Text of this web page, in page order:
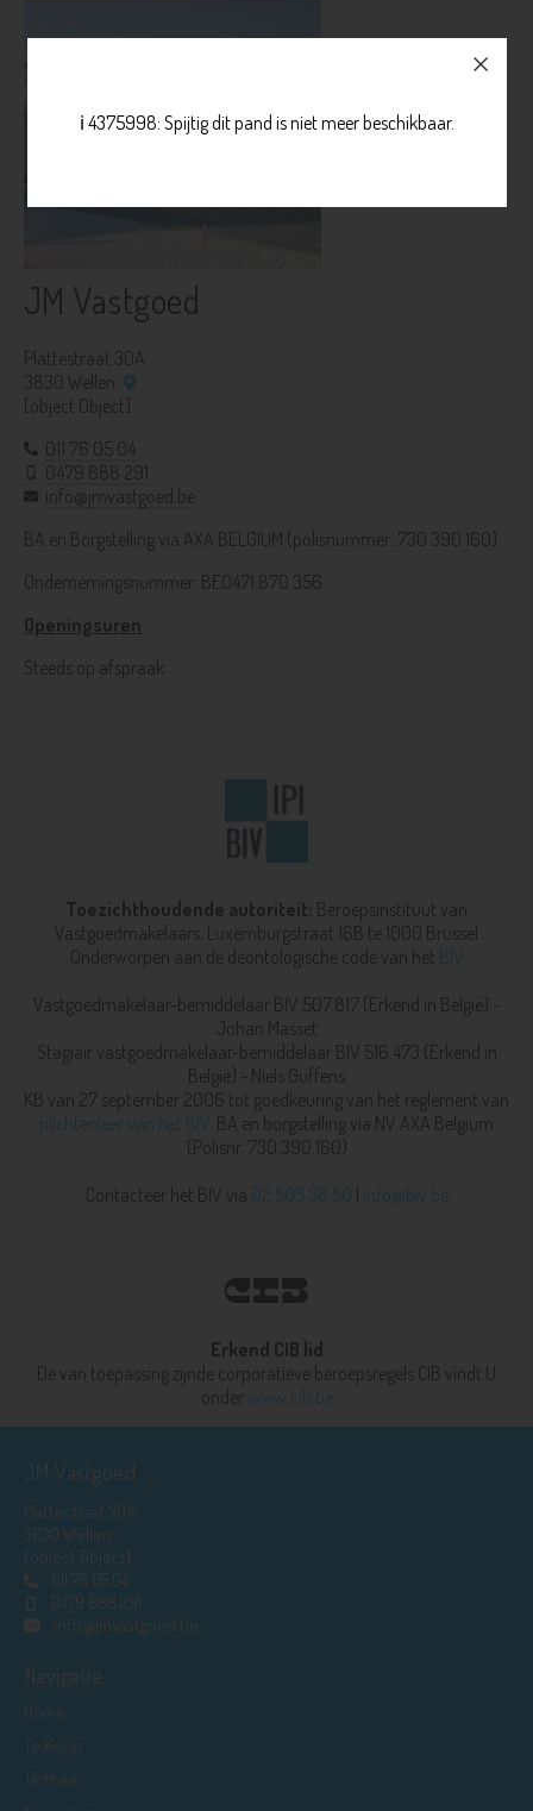
JM Vastgoed
Plattestraat 30A
3830 Wellen
[object Object]
011 76 05 04
0479 888 291
info@jmvastgoed.be
BA en Borgstelling via AXA BELGIUM (polisnummer: 730 390 160)
Ondernemingsnummer: BE0471.870.356
Openingsuren
Steeds op afspraak
Toezichthoudende autoriteit: Beroepsinstituut van
Vastgoedmakelaars, Luxemburgstraat 16B te 1000 Brussel
Onderworpen aan de deontologische code van het BIV
Vastgoedmakelaar-bemiddelaar BIV 507.817 (Erkend in België) -
Johan Masset
Stagiair vastgoedmakelaar-bemiddelaar BIV 516.473 (Erkend in
België) - Niels Guffens
KB van 27 september 2006 tot goedkeuring van het reglement van
plichtenleer van het BIV. BA en borgstelling via NV AXA Belgium
(Polisnr. 730.390.160)
Contacteer het BIV via 02 505 38 50 | info@biv.be
Erkend CIB lid
De van toepassing zijnde corporatieve beroepsregels CIB vindt U
onder www.cib.be
JM Vastgoed
Plattestraat 30A
3830 Wellen
[object Object]
011 76 05 04
0479 888 291
info@jmvastgoed.be
Navigatie
Te Koop
Te Huur
ℹ️ 4375998: Spijtig dit pand is niet meer beschikbaar.